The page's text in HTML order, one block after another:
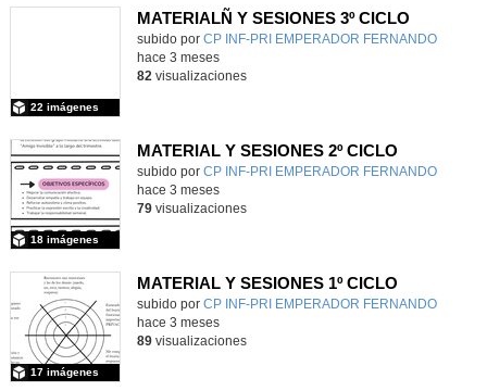
MATERIALÑ Y SESIONES 3º CICLO
Contenido educativo.
subido por CP INF-PRI EMPERADOR FERNANDO
22 imágenes
-
hace 3 meses
82 visualizaciones
MATERIAL Y SESIONES 2º CICLO
Contenido educativo.
subido por CP INF-PRI EMPERADOR FERNANDO
18 imágenes
-
hace 3 meses
79visualizaciones
MATERIAL Y SESIONES 1º CICLO
Contenido educativo.
subido por CP INF-PRI EMPERADOR FERNANDO
17 imágenes
-
hace 3 meses
89visualizaciones